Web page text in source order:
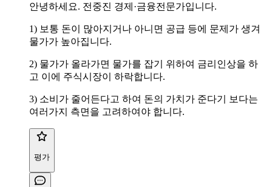
안녕하세요. 전중진 경제·금융전문가입니다.
1) 보통 돈이 많아지거나 아니면 공급 등에 문제가 생겨
물가가 높아집니다.
2) 물가가 올라가면 물가를 잡기 위하여 금리인상을 하
고 이에 주식시장이 하락합니다.
3) 소비가 줄어든다고 하여 돈의 가치가 준다기 보다는
여러가지 측면을 고려하여야 합니다.
평가